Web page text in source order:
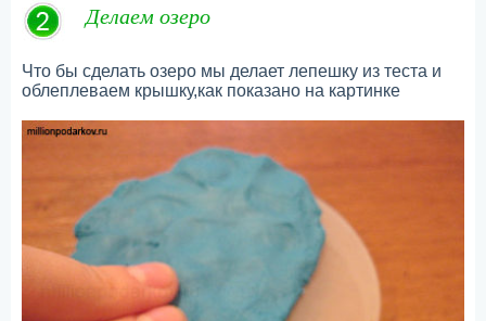
Делаем озеро
Что бы сделать озеро мы делает лепешку из теста и
облеплеваем крышку,как показано на картинке